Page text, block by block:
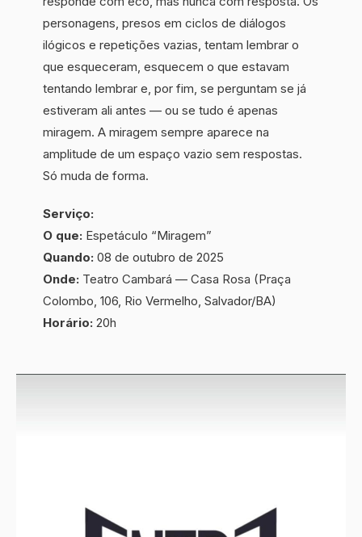
personagens, presos em ciclos de diálogos
ilógicos e repetições vazias, tentam lembrar o
que esqueceram, esquecem o que estavam
tentando lembrar e, por fim, se perguntam se já
estiveram ali antes — ou se tudo é apenas
miragem. A miragem sempre aparece na
amplitude de um espaço vazio sem respostas.
Só muda de forma.
Serviço:
O que: Espetáculo “Miragem”
Quando: 08 de outubro de 2025
Onde: Teatro Cambará — Casa Rosa (Praça
Colombo, 106, Rio Vermelho, Salvador/BA)
Horário: 20h